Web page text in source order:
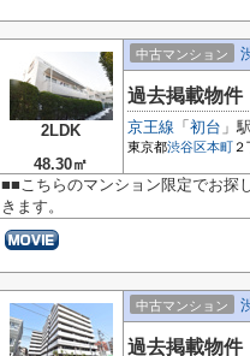
2LDK
48.30㎡
中古マンション
過去掲載物件
京王線 「 初台 」駅
東京都渋谷区本町
■■こちらのマンション限定でお探
きます。
中古マンション
過去掲載物件